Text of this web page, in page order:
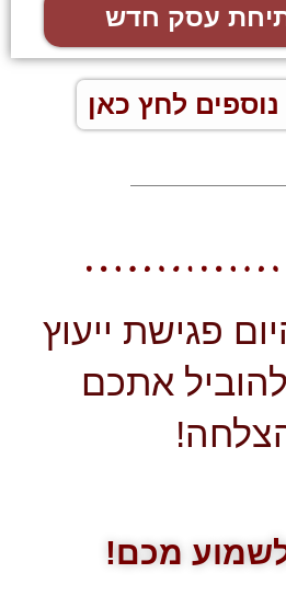
עסק חדש
לחץ כאן
פגישת ייעוץ
להוביל אתכם
מכם!